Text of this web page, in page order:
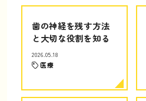
歯の神経を残す方法
と大切な役割を知る
2026.05.18
医療